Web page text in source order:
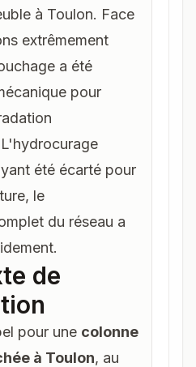
à Toulon. Face
extrêmement
a été
pour
été écarté pour
le
du réseau a
de
pour une colonne
à Toulon, au